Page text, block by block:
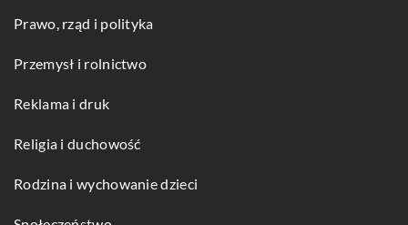
Prawo, rząd i polityka
Przemysł i rolnictwo
Reklama i druk
Religia i duchowość
Rodzina i wychowanie dzieci